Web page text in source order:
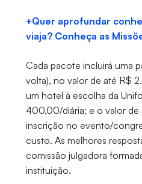
+Quer aprofundar
viaja? Conheça as
Cada pacote incluirá uma
volta), no valor de até R$
um hotel à escolha da
400,00/diária; e o valor
inscrição no evento/
custo. As melhores
comissão julgadora
instituição.